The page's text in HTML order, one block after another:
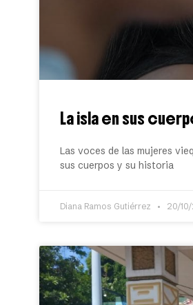
La isla en sus
Las voces de las mujeres
sus cuerpos y su historia
Diana Ramos Gutiérrez 20/